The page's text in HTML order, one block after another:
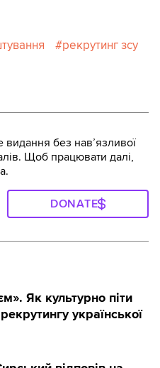
рекрутинг зсу
без навʼязливої
Щоб працювати далі,
DONATE
Як культурно піти
української